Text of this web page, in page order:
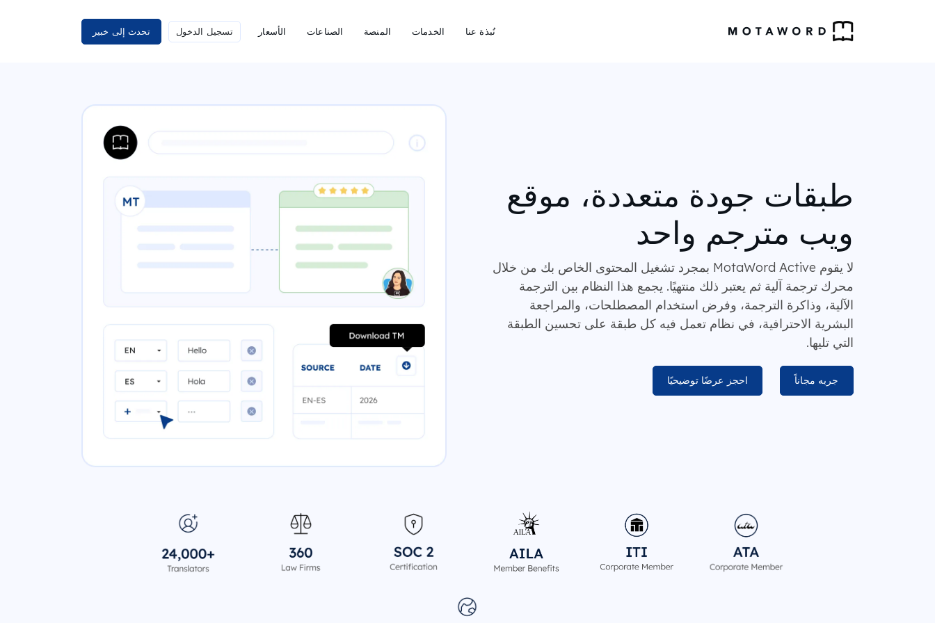
نُبذة عنا الخدمات المنصة الصناعات الأسعار تسجيل الدخول تحدث إلى خبير
طبقات جودة متعددة، موقع
ويب مترجم واحد
لا يقوم MotaWord Active بمجرد تشغيل المحتوى الخاص بك من خلال
محرك ترجمة آلية ثم يعتبر ذلك منتهيًا. يجمع هذا النظام بين الترجمة
الآلية، وذاكرة الترجمة، وفرض استخدام المصطلحات، والمراجعة
البشرية الاحترافية، في نظام تعمل فيه كل طبقة على تحسين الطبقة
التي تليها.
جربه مجاناً احجز عرضًا توضيحيًا